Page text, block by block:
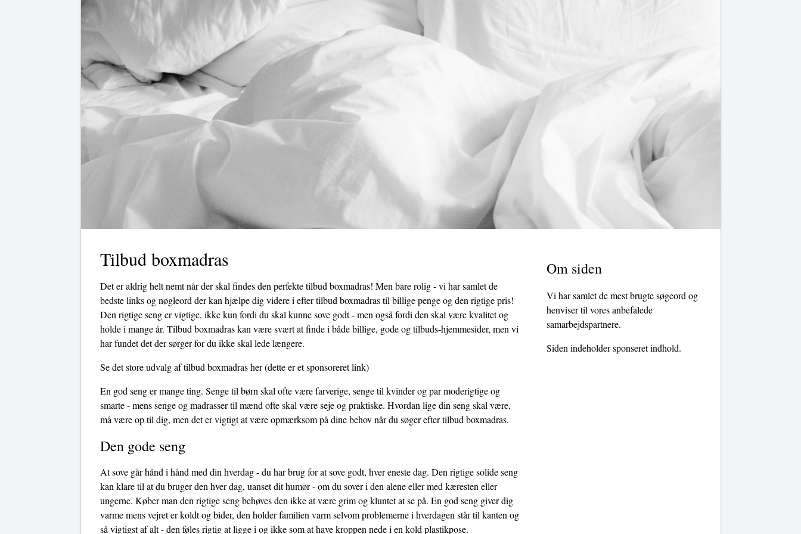
Tilbud boxmadras
Det er aldrig helt nemt når der skal findes den perfekte tilbud boxmadras! Men bare rolig - vi har samlet de
bedste links og nøgleord der kan hjælpe dig videre i efter tilbud boxmadras til billige penge og den rigtige pris!
Den rigtige seng er vigtige, ikke kun fordi du skal kunne sove godt - men også fordi den skal være kvalitet og
holde i mange år. Tilbud boxmadras kan være svært at finde i både billige, gode og tilbuds-hjemmesider, men vi
har fundet det der sørger for du ikke skal lede længere.
Se det store udvalg af tilbud boxmadras her(dette er et sponsoreret link)
En god seng er mange ting. Senge til børn skal ofte være farverige, senge til kvinder og par moderigtige og
smarte - mens senge og madrasser til mænd ofte skal være seje og praktiske. Hvordan lige din seng skal være,
må være op til dig, men det er vigtigt at være opmærksom på dine behov når du søger efter tilbud boxmadras.
Den gode seng
At sove går hånd i hånd med din hverdag - du har brug for at sove godt, hver eneste dag. Den rigtige solide seng
kan klare til at du bruger den hver dag, uanset dit humør - om du sover i den alene eller med kæresten eller
ungerne. Køber man den rigtige seng behøves den ikke at være grim og kluntet at se på. En god seng giver dig
varme mens vejret er koldt og bider, den holder familien varm selvom problemerne i hverdagen står til kanten og
så vigtigst af alt - den føles rigtig at ligge i og ikke som at have kroppen nede i en kold plastikpose.
Om siden
Vi har samlet de mest brugte søgeord og
henviser til vores anbefalede
samarbejdspartnere.
Siden indeholder sponseret indhold.